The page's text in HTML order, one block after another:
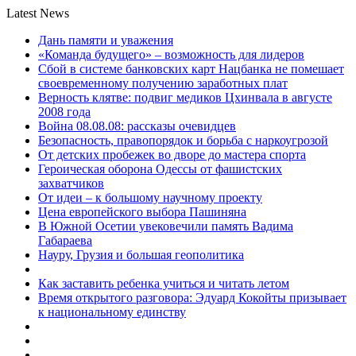
Latest News
Дань памяти и уважения
«Команда будущего» – возможность для лидеров
Сбой в системе банковских карт Нацбанка не помешает
своевременному получению заработных плат
Верность клятве: подвиг медиков Цхинвала в августе
2008 года
Война 08.08.08: рассказы очевидцев
Безопасность, правопорядок и борьба с наркоугрозой
От детских пробежек во дворе до мастера спорта
Героическая оборона Одессы от фашистских
захватчиков
От идеи – к большому научному проекту
Цена европейского выбора Пашиняна
В Южной Осетии увековечили память Вадима
Габараева
Науру, Грузия и большая геополитика
Как заставить ребенка учиться и читать летом
Время открытого разговора: Эдуард Кокойты призывает
к национальному единству